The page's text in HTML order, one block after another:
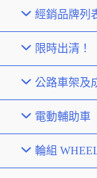
經銷品牌列
限時出清！
公路車架及
電動輔助車
輪組